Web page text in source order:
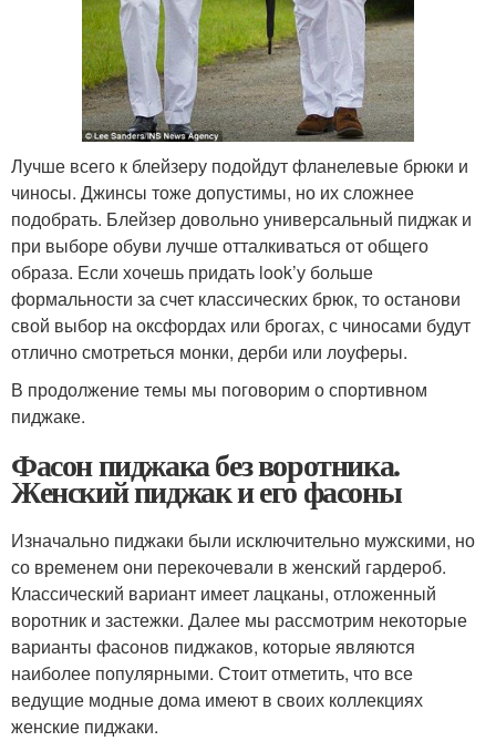
Лучше всего к блейзеру подойдут фланелевые брюки и
чиносы. Джинсы тоже допустимы, но их сложнее
подобрать. Блейзер довольно универсальный пиджак и
при выборе обуви лучше отталкиваться от общего
образа. Если хочешь придать look’у больше
формальности за счет классических брюк, то останови
свой выбор на оксфордах или брогах, с чиносами будут
отлично смотреться монки, дерби или лоуферы.
В продолжение темы мы поговорим о спортивном
пиджаке.
Фасон пиджака без воротника.
Женский пиджак и его фасоны
Изначально пиджаки были исключительно мужскими, но
со временем они перекочевали в женский гардероб.
Классический вариант имеет лацканы, отложенный
воротник и застежки. Далее мы рассмотрим некоторые
варианты фасонов пиджаков, которые являются
наиболее популярными. Стоит отметить, что все
ведущие модные дома имеют в своих коллекциях
женские пиджаки.